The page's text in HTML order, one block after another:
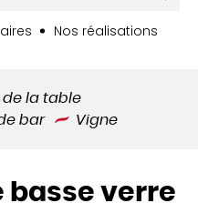
Nos réalisations
de la table
bar Vigne
basse verre